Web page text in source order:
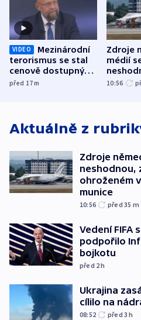
VIDEO
Mezinárodní
terorismus se stal
cenově dostupným,
varuje Bartošek
před 17m
Zdroje
médií
letadle
10:56
Aktuálně z
Zdroje
neshodnou,
ohroženém
munice
10:56 před 35 m
Vedení FIFA
podpořilo
bojkotu
před 2h
Ukrajina
cílilo na
08:52 před 3h